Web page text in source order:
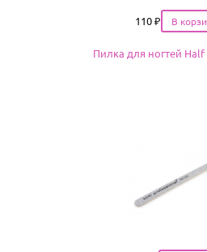
Цена
110 ₽
Пилка для ногтей Half